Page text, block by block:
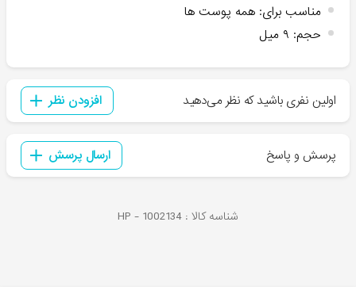
مناسب برای: همه پوست ها
حجم: ۹ میل
اولین نفری باشید که نظر می‌دهید افزودن نظر
پرسش و پاسخ ارسال پرسش
شناسه کالا : HP - 1002134